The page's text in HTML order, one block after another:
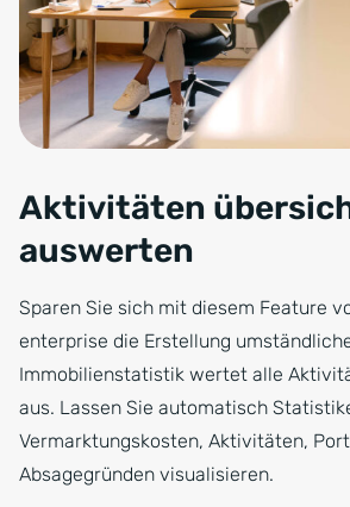
Aktivitäten
auswerten
Sparen Sie sich mit diesem Feature
enterprise die Erstellung
Immobilienstatistik wertet alle
aus. Lassen Sie automatisch
Vermarktungskosten, Aktivitäten,
Absagegründen visualisieren.